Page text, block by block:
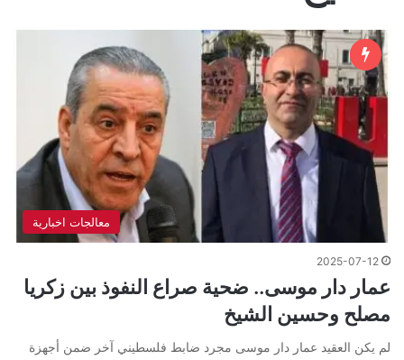
معالجات اخبارية
2025-07-12
عمار دار موسى.. ضحية صراع النفوذ بين زكريا
مصلح وحسين الشيخ
لم يكن العقيد عمار دار موسى مجرد ضابط فلسطيني آخر ضمن أجهزة